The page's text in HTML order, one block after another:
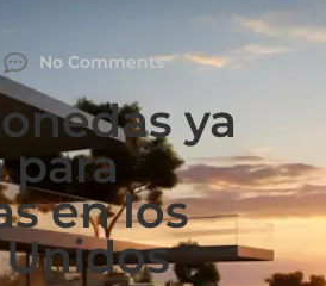
No Comments
ya
en los